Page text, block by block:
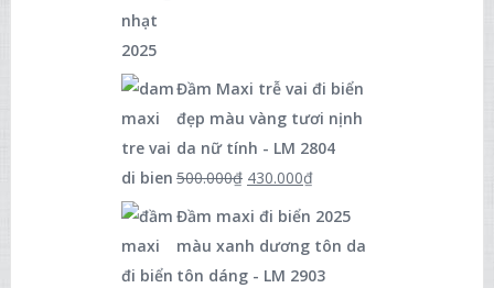
Đầm Maxi trễ vai đi biển
đẹp màu vàng tươi nịnh
da nữ tính - LM 2804
500.000₫ 430.000₫
Đầm maxi đi biển 2025
màu xanh dương tôn da
tôn dáng - LM 2903